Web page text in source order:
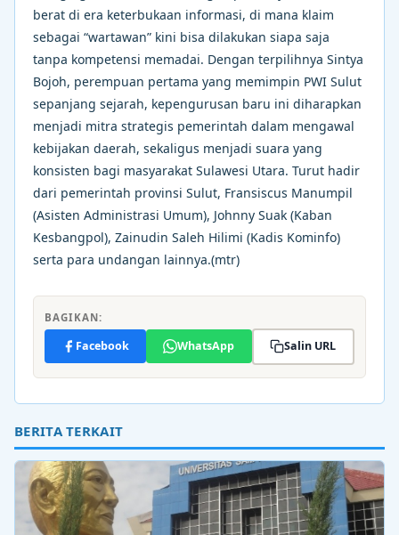
berat di era keterbukaan informasi, di mana klaim
sebagai “wartawan” kini bisa dilakukan siapa saja
tanpa kompetensi memadai. Dengan terpilihnya Sintya
Bojoh, perempuan pertama yang memimpin PWI Sulut
sepanjang sejarah, kepengurusan baru ini diharapkan
menjadi mitra strategis pemerintah dalam mengawal
kebijakan daerah, sekaligus menjadi suara yang
konsisten bagi masyarakat Sulawesi Utara. Turut hadir
dari pemerintah provinsi Sulut, Fransiscus Manumpil
(Asisten Administrasi Umum), Johnny Suak (Kaban
Kesbangpol), Zainudin Saleh Hilimi (Kadis Kominfo)
serta para undangan lainnya.(mtr)
BAGIKAN:
Facebook WhatsApp Salin URL
BERITA TERKAIT